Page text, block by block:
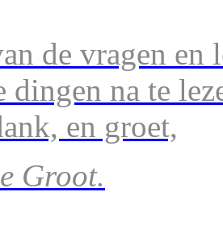
de vragen en
dingen na te
en groet,
Groot.